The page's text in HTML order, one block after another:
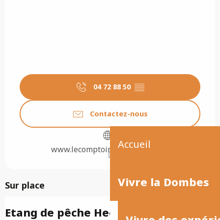
Accueil
Vivre la Dombes
04 72 88 50 ▒▒
Contactez-nous
www.lecomptoirdesdombes.com
Sur place
Etang de pêche Hector